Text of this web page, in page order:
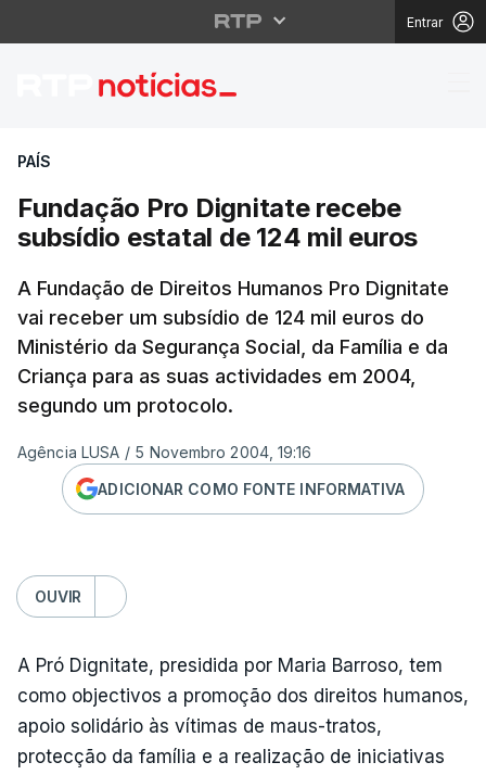
Entrar
Fundação Pro
PAÍS
Fundação Pro Dignitate recebe
subsídio estatal de 124 mil euros
A Fundação de Direitos Humanos Pro Dignitate
vai receber um subsídio de 124 mil euros do
Ministério da Segurança Social, da Família e da
Criança para as suas actividades em 2004,
segundo um protocolo.
Agência LUSA / 5 Novembro 2004, 19:16
ADICIONAR COMO FONTE INFORMATIVA
OUVIR
A Pró Dignitate, presidida por Maria Barroso, tem
como objectivos a promoção dos direitos humanos,
apoio solidário às vítimas de maus-tratos,
protecção da família e a realização de iniciativas